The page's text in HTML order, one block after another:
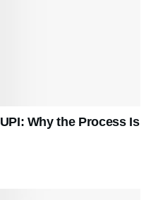
Why the Process Is